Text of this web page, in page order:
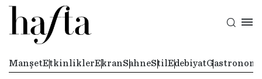
ManşetEtkinliklerEkranSahneStil EdebiyatGastronomi